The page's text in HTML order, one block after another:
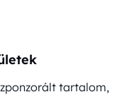
tartalom,